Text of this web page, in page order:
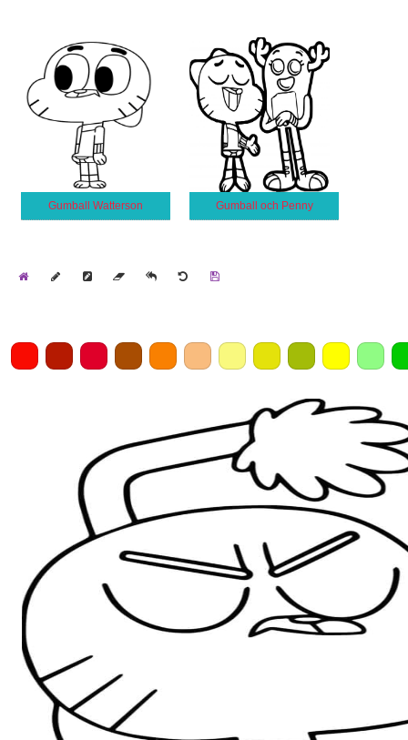
Gumball Watterson Gumball och Penny